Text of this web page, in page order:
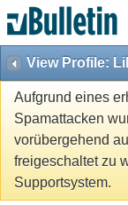
View Profile:
Aufgrund eines
Spamattacken
vorübergehend
freigeschaltet zu
Supportsystem.